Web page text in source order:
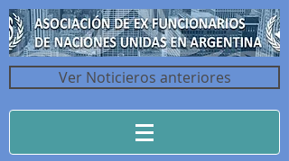
Ver Noticieros anteriores